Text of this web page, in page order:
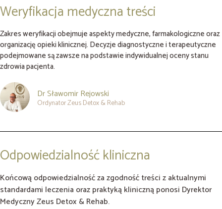
Weryfikacja medyczna treści
Zakres weryfikacji obejmuje aspekty medyczne, farmakologiczne oraz
organizację opieki klinicznej. Decyzje diagnostyczne i terapeutyczne
podejmowane są zawsze na podstawie indywidualnej oceny stanu
zdrowia pacjenta.
Dr Sławomir Rejowski
Ordynator Zeus Detox & Rehab
Odpowiedzialność kliniczna
Końcową odpowiedzialność za zgodność treści z aktualnymi
standardami leczenia oraz praktyką kliniczną ponosi Dyrektor
Medyczny Zeus Detox & Rehab.